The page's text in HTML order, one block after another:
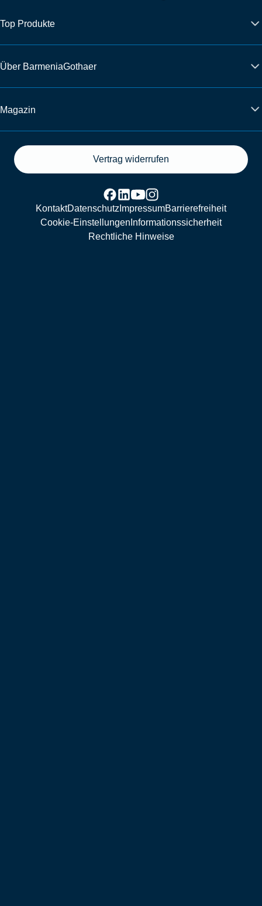
Top Produkte
Über BarmeniaGothaer
Magazin
Vertrag widerrufen
KontaktDatenschutz ImpressumBarrierefreiheit
Cookie-Einstellungen Informationssicherheit
Rechtliche Hinweise